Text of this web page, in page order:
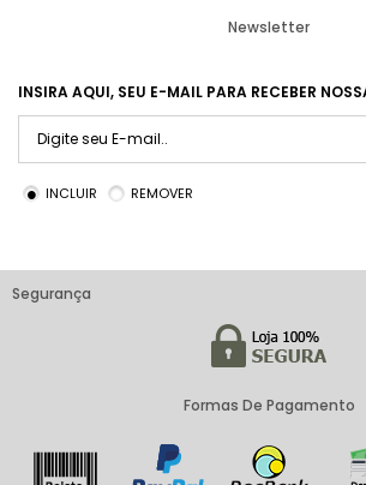
Newsletter
INSIRA AQUI, SEU E-MAIL PARA RECEBER
INCLUIR REMOVER
Segurança
Formas De Pagamento